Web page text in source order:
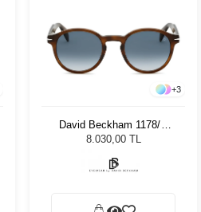
+3
David Beckham 1178/S
WR9 5008 Unisex Güneş
8.030,00 TL